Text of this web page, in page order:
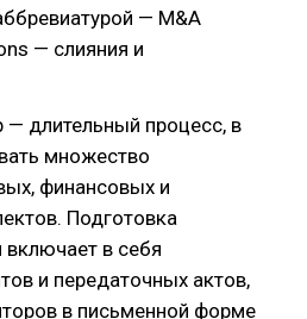
— M&A
— слияния и
— длительный процесс, в
множество
финансовых и
Подготовка
включает в себя
и передаточных актов,
в письменной форме